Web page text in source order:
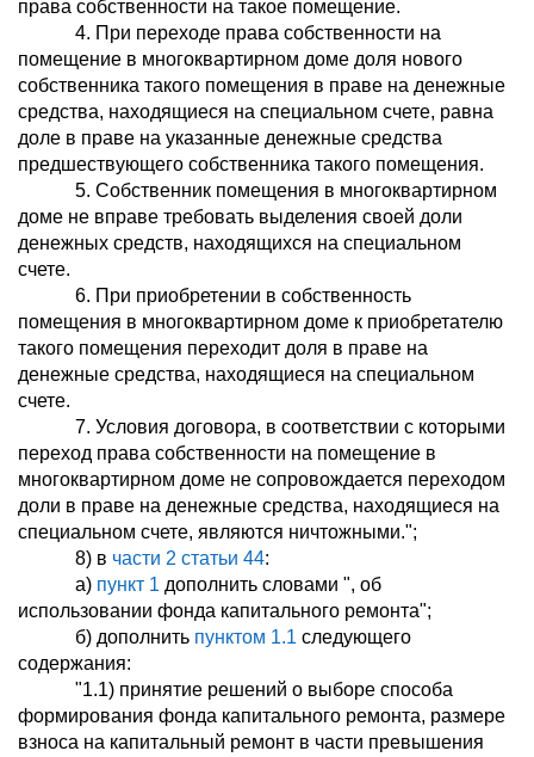
права собственности на такое помещение.
4. При переходе права собственности на
помещение в многоквартирном доме доля нового
собственника такого помещения в праве на денежные
средства, находящиеся на специальном счете, равна
доле в праве на указанные денежные средства
предшествующего собственника такого помещения.
5. Собственник помещения в многоквартирном
доме не вправе требовать выделения своей доли
денежных средств, находящихся на специальном
счете.
6. При приобретении в собственность
помещения в многоквартирном доме к приобретателю
такого помещения переходит доля в праве на
денежные средства, находящиеся на специальном
счете.
7. Условия договора, в соответствии с которыми
переход права собственности на помещение в
многоквартирном доме не сопровождается переходом
доли в праве на денежные средства, находящиеся на
специальном счете, являются ничтожными.";
8) в части 2 статьи 44:
а) пункт 1 дополнить словами ", об
использовании фонда капитального ремонта";
б) дополнить пунктом 1.1 следующего
содержания:
"1.1) принятие решений о выборе способа
формирования фонда капитального ремонта, размере
взноса на капитальный ремонт в части превышения